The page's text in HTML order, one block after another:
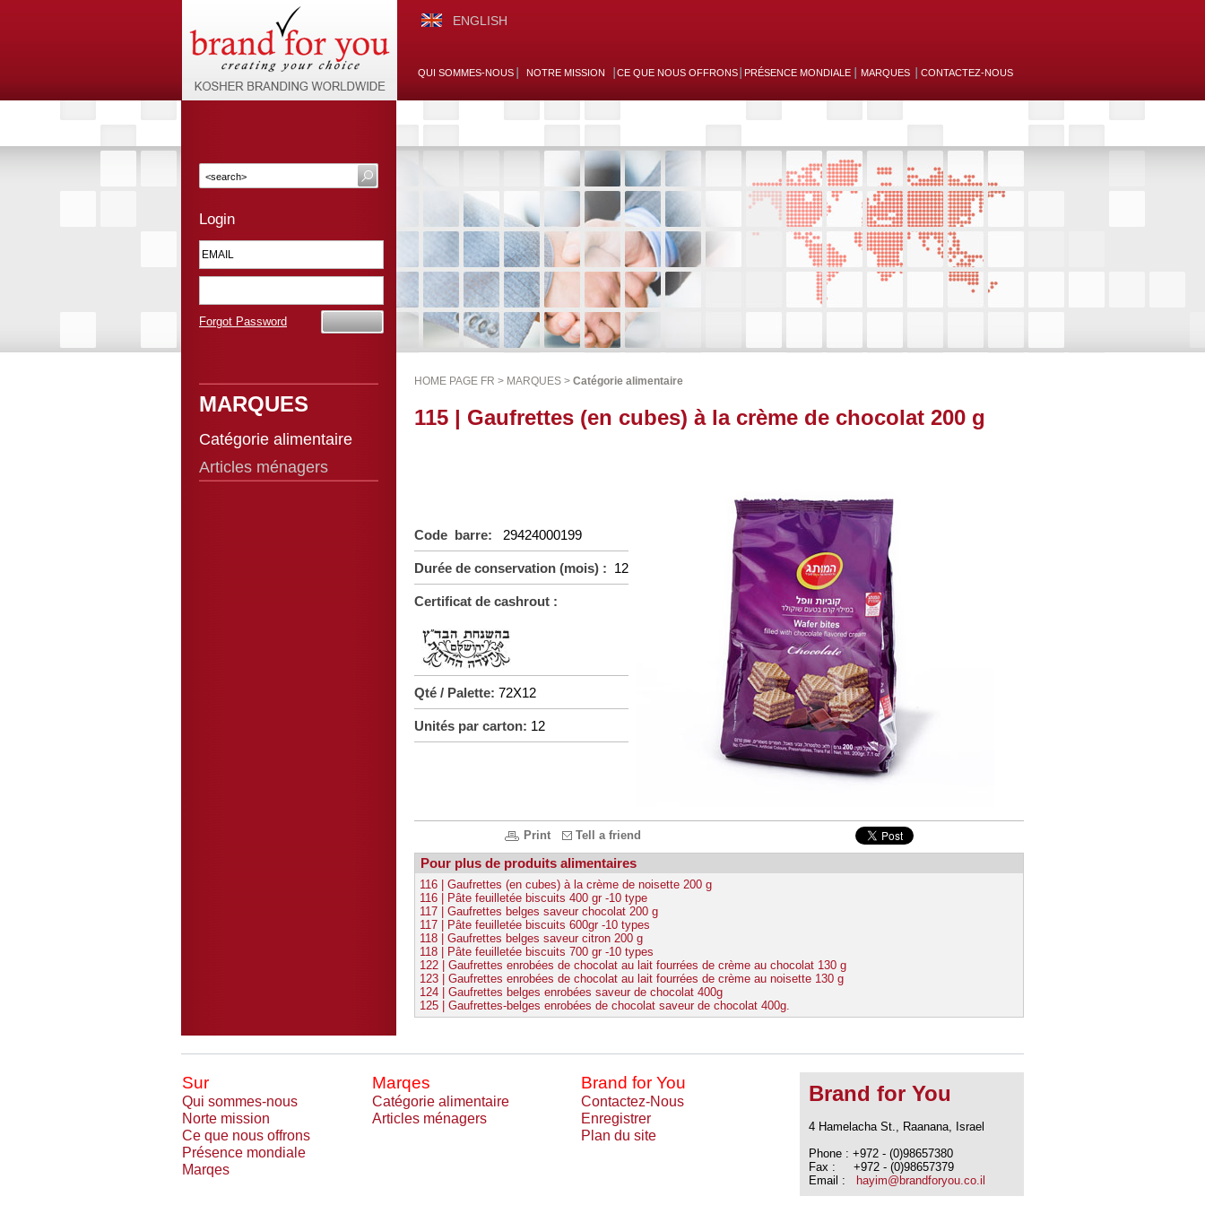
ENGLISH
QUI SOMMES-NOUS NOTRE MISSION CE QUE NOUS OFFRONS PRÉSENCE MONDIALE MARQUES CONTACTEZ-NOUS
Login
Forgot Password
MARQUES
Catégorie alimentaire
Articles ménagers
HOME PAGE FR > MARQUES > Catégorie alimentaire
115 | Gaufrettes (en cubes) à la crème de chocolat 200 g
Code barre: 29424000199
Durée de conservation (mois) : 12
Certificat de cashrout :
Qté / Palette: 72X12
Unités par carton: 12
Print Tell a friend
Pour plus de produits alimentaires
116 | Gaufrettes (en cubes) à la crème de noisette 200 g
116 | Pâte feuilletée biscuits 400 gr -10 type
117 | Gaufrettes belges saveur chocolat 200 g
117 | Pâte feuilletée biscuits 600gr -10 types
118 | Gaufrettes belges saveur citron 200 g
118 | Pâte feuilletée biscuits 700 gr -10 types
122 | Gaufrettes enrobées de chocolat au lait fourrées de crème au chocolat 130 g
123 | Gaufrettes enrobées de chocolat au lait fourrées de crème au noisette 130 g
124 | Gaufrettes belges enrobées saveur de chocolat 400g
125 | Gaufrettes-belges enrobées de chocolat saveur de chocolat 400g.
Sur Marqes Brand for You
Qui sommes-nous Catégorie alimentaire
Contactez-Nous
Norte mission
Articles ménagers
Enregistrer
Ce que nous offrons
Plan du site
Présence mondiale
Marqes
Brand for You
4 Hamelacha St., Raanana, Israel
Phone : +972 - (0)98657380
Fax : +972 - (0)98657379
Email :
hayim@brandforyou.co.il